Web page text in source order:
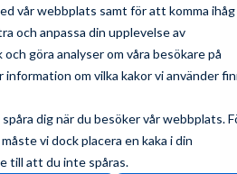
vår webbplats samt för att komma ihåg
och anpassa din upplevelse av
göra analyser om våra besökare på
om vilka kakor vi använder
dig när du besöker vår webbplats.
vi dock placera en kaka i din
till att du inte spåras.